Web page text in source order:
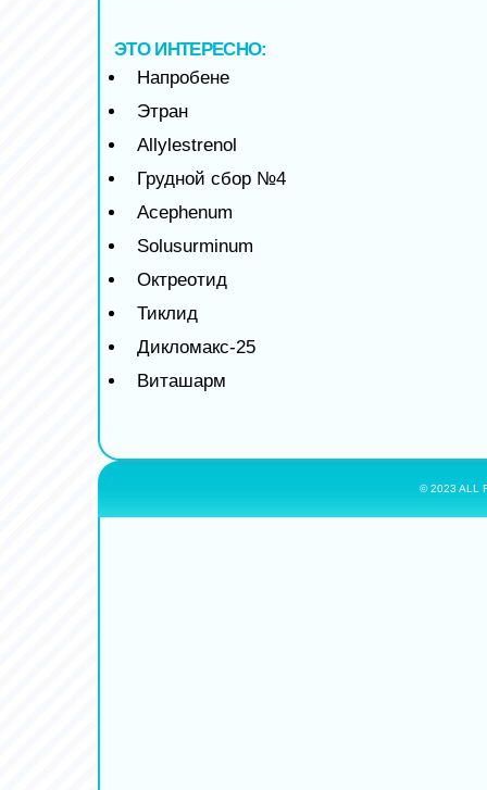
ЭТО ИНТЕРЕСНО:
Напробене
Этран
Allylestrenol
Грудной сбор №4
Acephenum
Solusurminum
Октреотид
Тиклид
Дикломакс-25
Виташарм
© 2023 ALL